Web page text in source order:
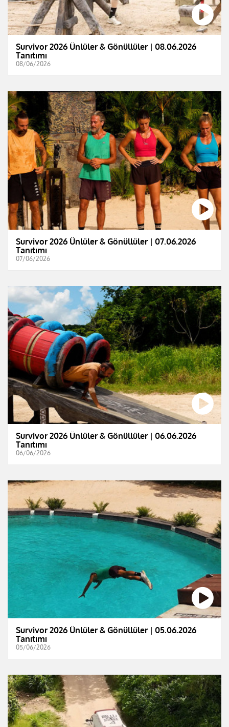
Survivor 2026 Ünlüler & Gönüllüler | 08.06.2026
Tanıtımı
08/06/2026
Survivor 2026 Ünlüler & Gönüllüler | 07.06.2026
Tanıtımı
07/06/2026
Survivor 2026 Ünlüler & Gönüllüler | 06.06.2026
Tanıtımı
06/06/2026
Survivor 2026 Ünlüler & Gönüllüler | 05.06.2026
Tanıtımı
05/06/2026